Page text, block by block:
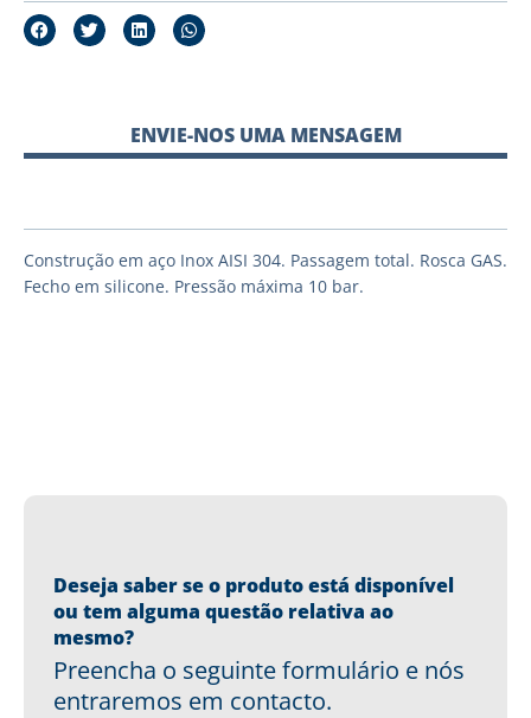
ENVIE-NOS UMA MENSAGEM
Construção em aço Inox AISI 304. Passagem total. Rosca GAS.
Fecho em silicone. Pressão máxima 10 bar.
Deseja saber se o produto está disponível
ou tem alguma questão relativa ao
mesmo?
Preencha o seguinte formulário e nós
entraremos em contacto.